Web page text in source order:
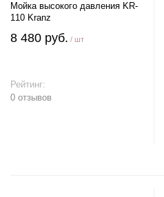
Мойка высокого давления KR-
110 Kranz
8 480 руб. / шт
Рейтинг:
0 отзывов